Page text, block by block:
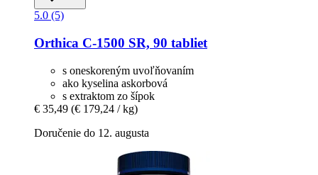
5.0 (5)
Orthica C-​1500 SR, 90 tabliet
s oneskoreným uvoľňovaním
ako kyselina askorbová
s extraktom zo šípok
€ 35,49 (€ 179,24 / kg)
Doručenie do 12. augusta